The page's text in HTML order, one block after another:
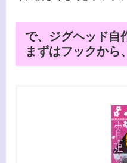
で、ジグヘッド自
まずはフックから、